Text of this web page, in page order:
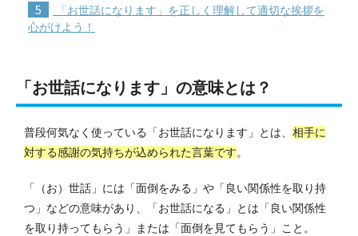
5
「お世話になります」を正しく理解して適切な挨拶を
心がけよう！
「お世話になります」の意味とは？
普段何気なく使っている「お世話になります」とは、 相手に
対する感謝の気持ちが込められた言葉です。
「（お）世話」には「面倒をみる」や「良い関係性を取り持
つ」などの意味があり、「お世話になる」とは「良い関係性
を取り持ってもらう」または「面倒を見てもらう」こと。